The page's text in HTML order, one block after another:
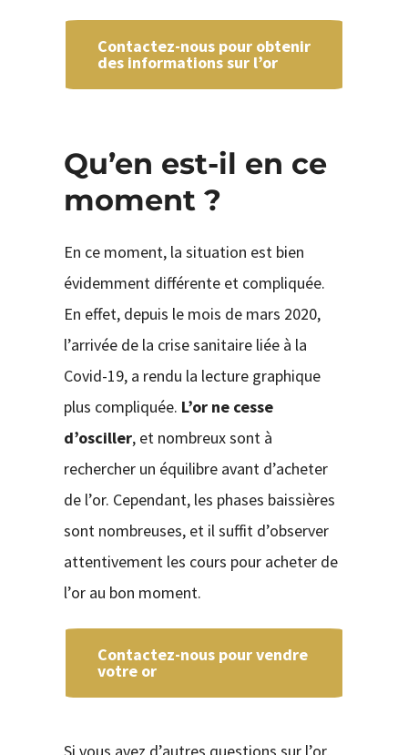
Contactez-nous pour obtenir
des informations sur l’or
Qu’en est-il en ce
moment ?
En ce moment, la situation est bien
évidemment différente et compliquée.
En effet, depuis le mois de mars 2020,
l’arrivée de la crise sanitaire liée à la
Covid-19, a rendu la lecture graphique
plus compliquée. L’or ne cesse
d’osciller, et nombreux sont à
rechercher un équilibre avant d’acheter
de l’or. Cependant, les phases baissières
sont nombreuses, et il suffit d’observer
attentivement les cours pour acheter de
l’or au bon moment.
Contactez-nous pour vendre
votre or
Si vous avez d’autres questions sur l’or,